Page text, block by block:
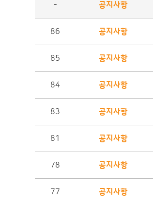
- 공지사항
86 공지사항
85 공지사항
84 공지사항
83 공지사항
81 공지사항
78 공지사항
77 공지사항